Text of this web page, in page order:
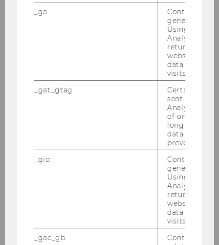
Wei­ter­füh­ren­de In­for­ma­tio­nen
Kontakt und weitere Informationen
Christian Grünhaus
_ga
Contains a
generated
Using this
Analytics can
returning
website and
data from
visits.
_gat_gtag
Certain data
sent to
Analytics a
of once per
long as it is
data
prevented.
_gid
Contains a
generated
Using this
Analytics can
returning
website and
data from
visits.
_gac_gb
Contains